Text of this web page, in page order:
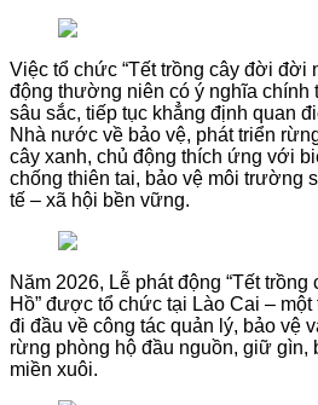
Việc tổ chức “Tết trồng cây đời đời
động thường niên có ý nghĩa chính
sâu sắc, tiếp tục khẳng định quan
Nhà nước về bảo vệ, phát triển
cây xanh, chủ động thích ứng với
chống thiên tai, bảo vệ môi trường
tế – xã hội bền vững.
Năm 2026, Lễ phát động “Tết
Hồ” được tổ chức tại Lào Cai –
đi đầu về công tác quản lý, bảo vệ
rừng phòng hộ đầu nguồn, giữ gìn,
miền xuôi.